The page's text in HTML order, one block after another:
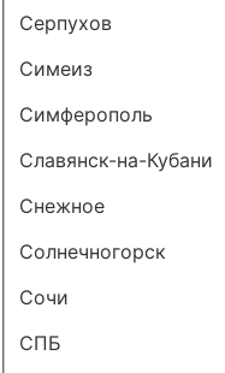
Серпухов
Симеиз
Симферополь
Славянск-на-Кубани
Снежное
Солнечногорск
Сочи
СПБ